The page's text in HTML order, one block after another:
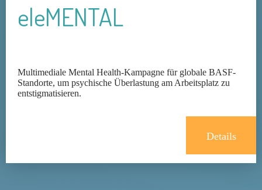
eleMENTAL
Multimediale Mental Health-Kampagne für globale BASF-
Standorte, um psychische Überlastung am Arbeitsplatz zu
entstigmatisieren.
Details